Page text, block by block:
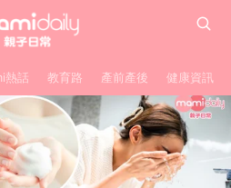
熱話 教育路 產前產後 健康資訊